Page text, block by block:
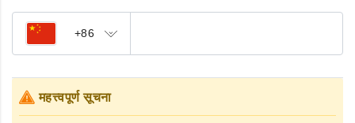
+86
महत्त्वपूर्ण सूचना